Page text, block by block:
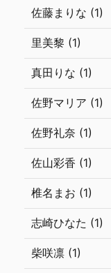
佐藤まりな (1)
里美黎 (1)
真田りな (1)
佐野マリア (1)
佐野礼奈 (1)
佐山彩香 (1)
椎名まお (1)
志崎ひなた (1)
柴咲凛 (1)